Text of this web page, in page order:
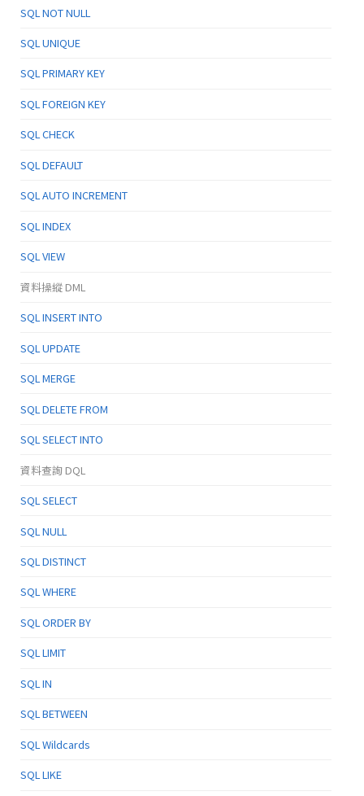
SQL NOT NULL
SQL UNIQUE
SQL PRIMARY KEY
SQL FOREIGN KEY
SQL CHECK
SQL DEFAULT
SQL AUTO INCREMENT
SQL INDEX
SQL VIEW
資料操縱 DML
SQL INSERT INTO
SQL UPDATE
SQL MERGE
SQL DELETE FROM
SQL SELECT INTO
資料查詢 DQL
SQL SELECT
SQL NULL
SQL DISTINCT
SQL WHERE
SQL ORDER BY
SQL LIMIT
SQL IN
SQL BETWEEN
SQL Wildcards
SQL LIKE